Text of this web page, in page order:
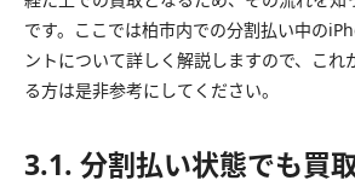
です。ここでは柏市内での分割払い中の
ントについて詳しく解説しますので、これ
る方は是非参考にしてください。
3.1. 分割払い状態でも買